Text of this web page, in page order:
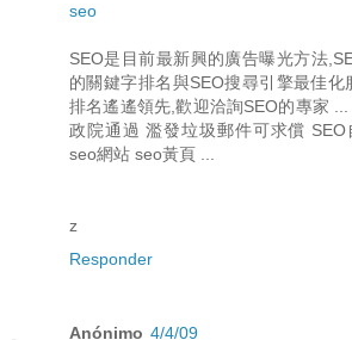
seo
SEO是目前最新興的廣告曝光方法
的關鍵字排名與SEO搜尋引擎最佳
排名遙遙領先,歡迎洽詢SEO的專家
政院通過 濫發垃圾郵件可求償
seo網站 seo黃頁 ...
z
Responder
Anónimo 4/4/09